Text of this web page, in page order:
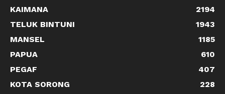
KAIMANA
2194
TELUK BINTUNI
1943
MANSEL
1185
PAPUA
610
PEGAF
407
KOTA SORONG
228